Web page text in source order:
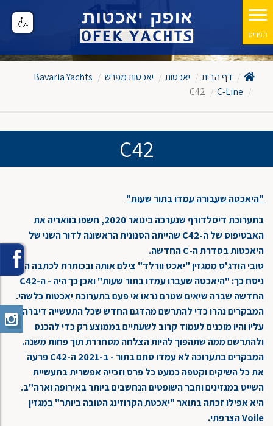
דף הבית יאכטות יאכטות מפרש
Bavaria Yachts
C-Line
C42
C42
"היאכטה שעבורה עמדו בתור שעות"
בתערוכת דיסלדורף שנערכה בינואר 2020, חשפו בוואריה את
האבטיפוס של ה-C42 שהייתה הסנונית הראשונה לדור השני של
היאכטות בסדרת ה-C החדשה.
טובי הודג'ס ממגזין "יאכט וורלד" צילם אותה ובכותרת לכתבה הוא
ניסח כך: "היאכטה שעברו עמדו בתור שעות" ואכן כך היה - ה-C42
החדשה שברה שיאים שטרם נראו אי פעם בתערוכת יאכטות כלשהי.
המבקרים נהרו כדי להתרשם מהדגם החדש שכל התעשייה דיברה
עליו והיו מוכנים לעמוד קרוב לשעתיים בממוצע רק כדי להכנס
ולהתרשם ממה שתהפוך להיות הצלחה מסחררת תוך פחות משנה.
המבקרים בתערוכה לא עמדו סתם בתור - ב-2021 ה-C42 פרעה
את כל השיקים וקטפה כמעט כל פרס וזכייה אפשרית בתעשיית
השייט במגזינים וחבר השופטים הנחשבים ביותר באירופה וארה"ב.
היא אפילו זכתה בתואר "יאכטת הקרוזינג הטובה ביותר" במגזין
Voile הצרפתי.